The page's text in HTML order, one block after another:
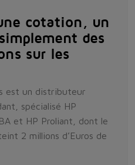
cotation, un
des
sur les
est un distributeur
spécialisé HP
et HP Proliant, dont le
2 millions d’Euros de